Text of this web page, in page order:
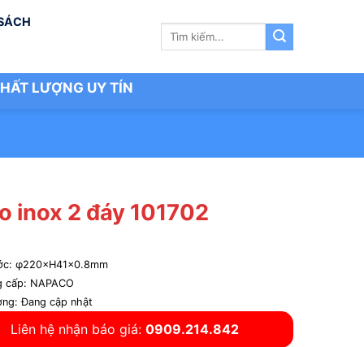
Tìm
LƯỢNG UY TÍN
inox 2 đáy 101702
φ220×H41x0.8mm
cấp: NAPACO
Đang cập nhật
Liên hệ nhận báo giá: 0909.214.842